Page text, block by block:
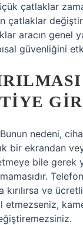
çatlaklar
çatlaklar
aracın genel
güvenliğini
nedeni,
bir ekrandan
bile gerek
kırılırsa ve
etmezseniz,